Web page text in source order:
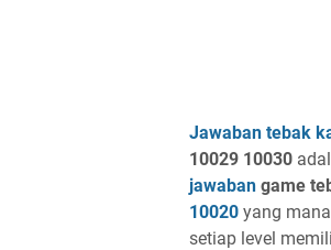
Jawaban tebak
10029 10030
jawaban game
10020 yang
setiap level